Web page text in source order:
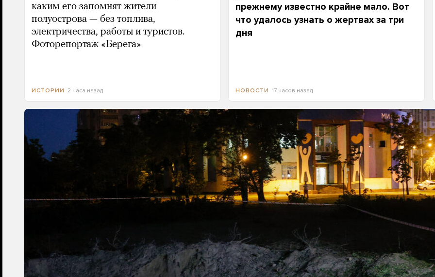
каким его запомнят жители
полуострова — без топлива,
электричества, работы и туристов.
Фоторепортаж «Берега»
ИСТОРИИ 2 часа назад
прежнему известно крайне мало. Вот
что удалось узнать о жертвах за три
дня
НОВОСТИ 17 часов назад